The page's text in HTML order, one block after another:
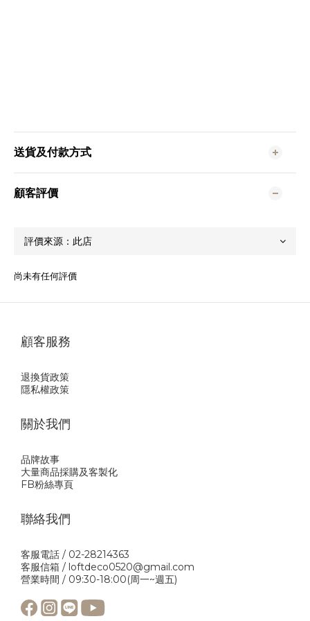
送貨及付款方式
顧客評價
尚未有任何評價
顧客服務
退換貨政策
隱私權政策
關於我們
品牌故事
大量商品採購及客製化
FB粉絲專頁
聯絡我們
客服電話 / 02-28214363
客服信箱 / loftdeco0520@gmail.com
營業時間 / 09:30-18:00(周一~週五)